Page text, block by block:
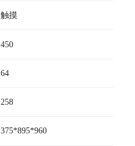
触摸
450
64
258
375*895*960